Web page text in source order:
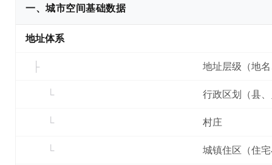
一、城市空间基础数据
地址体系
地址层级（地
行政区划（县
村庄
城镇住区（住